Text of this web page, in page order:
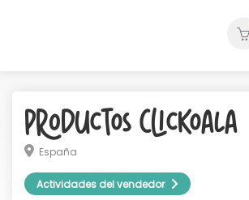
Productos ClicKoala
España
Actividades del vendedor